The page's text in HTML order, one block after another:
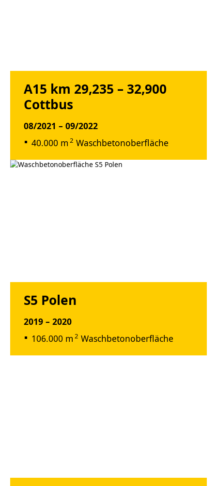
A15 km 29,235 – 32,900
Cottbus
08/2021 – 09/2022
40.000 m 2 Waschbetonoberfläche
S5 Polen
2019 – 2020
106.000 m 2 Waschbetonoberfläche